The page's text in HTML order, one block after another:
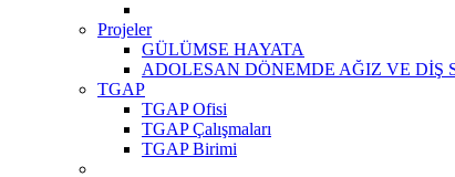
Projeler
GÜLÜMSE HAYATA
ADOLESAN DÖNEMDE AĞIZ VE DİŞ
TGAP
TGAP Ofisi
TGAP Çalışmaları
TGAP Birimi